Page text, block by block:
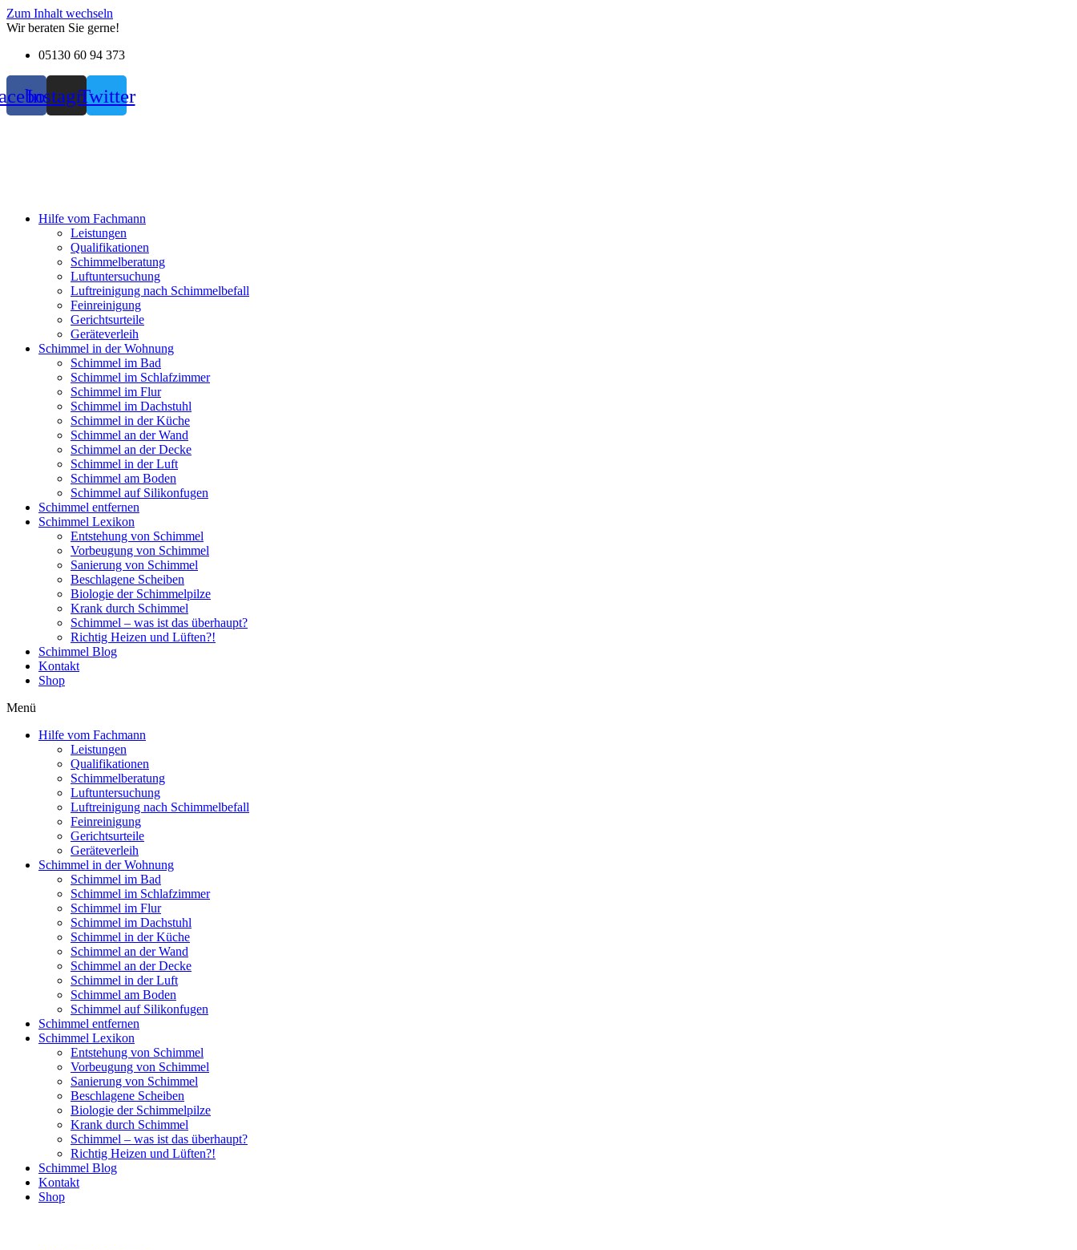
Zum Inhalt wechseln
Wir beraten Sie gerne!
05130 60 94 373
InstagramTwitter
Hilfe vom Fachmann
Leistungen
Qualifikationen
Schimmelberatung
Luftuntersuchung
Luftreinigung nach Schimmelbefall
Feinreinigung
Gerichtsurteile
Geräteverleih
Schimmel in der Wohnung
Schimmel im Bad
Schimmel im Schlafzimmer
Schimmel im Flur
Schimmel im Dachstuhl
Schimmel in der Küche
Schimmel an der Wand
Schimmel an der Decke
Schimmel in der Luft
Schimmel am Boden
Schimmel auf Silikonfugen
Schimmel entfernen
Schimmel Lexikon
Entstehung von Schimmel
Vorbeugung von Schimmel
Sanierung von Schimmel
Beschlagene Scheiben
Biologie der Schimmelpilze
Krank durch Schimmel
Schimmel – was ist das überhaupt?
Richtig Heizen und Lüften?!
Schimmel Blog
Kontakt
Shop
Menü
Hilfe vom Fachmann
Leistungen
Qualifikationen
Schimmelberatung
Luftuntersuchung
Luftreinigung nach Schimmelbefall
Feinreinigung
Gerichtsurteile
Geräteverleih
Schimmel in der Wohnung
Schimmel im Bad
Schimmel im Schlafzimmer
Schimmel im Flur
Schimmel im Dachstuhl
Schimmel in der Küche
Schimmel an der Wand
Schimmel an der Decke
Schimmel in der Luft
Schimmel am Boden
Schimmel auf Silikonfugen
Schimmel entfernen
Schimmel Lexikon
Entstehung von Schimmel
Vorbeugung von Schimmel
Sanierung von Schimmel
Beschlagene Scheiben
Biologie der Schimmelpilze
Krank durch Schimmel
Schimmel – was ist das überhaupt?
Richtig Heizen und Lüften?!
Schimmel Blog
Kontakt
Shop